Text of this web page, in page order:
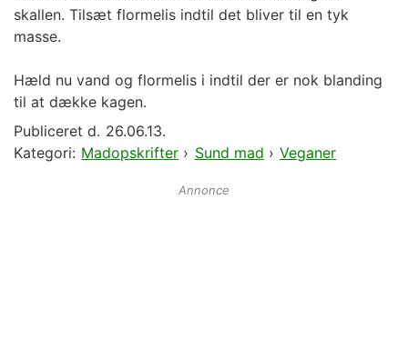
skallen. Tilsæt flormelis indtil det bliver til en tyk
masse.
Hæld nu vand og flormelis i indtil der er nok blanding
til at dække kagen.
Publiceret d. 26.06.13.
Kategori: Madopskrifter › Sund mad › Veganer
Annonce